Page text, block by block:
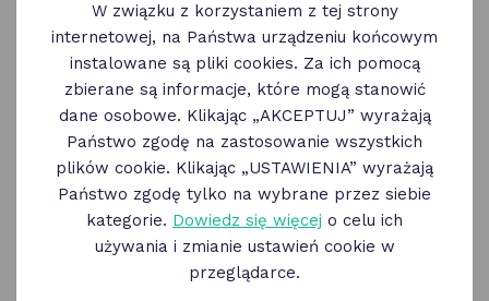
", wybór najważniejszych wydarzeń
kulturalnych, jest częścią miesięcznika
". Oprócz koncertów, spektakli teatralnych,
wernisaży i spotkań, znajdą tam Państwo
również bogatą ofertę dla dzieci i młodzieży.
Zapraszamy do zapoznania się z propozycjami
czerwiec 2025 roku(plik pdf).
W związku z korzystaniem z tej strony
internetowej, na Państwa urządzeniu końcowym
instalowane są pliki cookies. Za ich pomocą
zbierane są informacje, które mogą stanowić
dane osobowe. Klikając „AKCEPTUJ” wyrażają
Państwo zgodę na zastosowanie wszystkich
plików cookie. Klikając „USTAWIENIA” wyrażają
Państwo zgodę tylko na wybrane przez siebie
kategorie. Dowiedz się więcej o celu ich
używania i zmianie ustawień cookie w
przeglądarce.